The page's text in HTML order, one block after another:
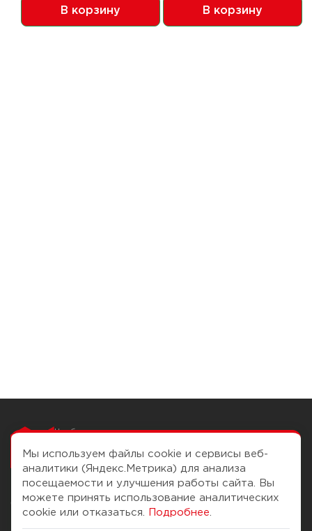
В корзину В корзину
Чтобы вам легко
О компании Помощь
Мы используем файлы cookie и сервисы веб-
аналитики (Яндекс.Метрика) для анализа
посещаемости и улучшения работы сайта. Вы
можете принять использование аналитических
cookie или отказаться.
Подробнее